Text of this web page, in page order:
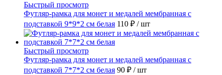
Быстрый просмотр
Футляр-рамка для монет и медалей мембранная с
подставкой 9*9*2 см белая 110 ₽ / шт
Быстрый просмотр
Футляр-рамка для монет и медалей мембранная с
подставкой 7*7*2 см белая 90 ₽ / шт